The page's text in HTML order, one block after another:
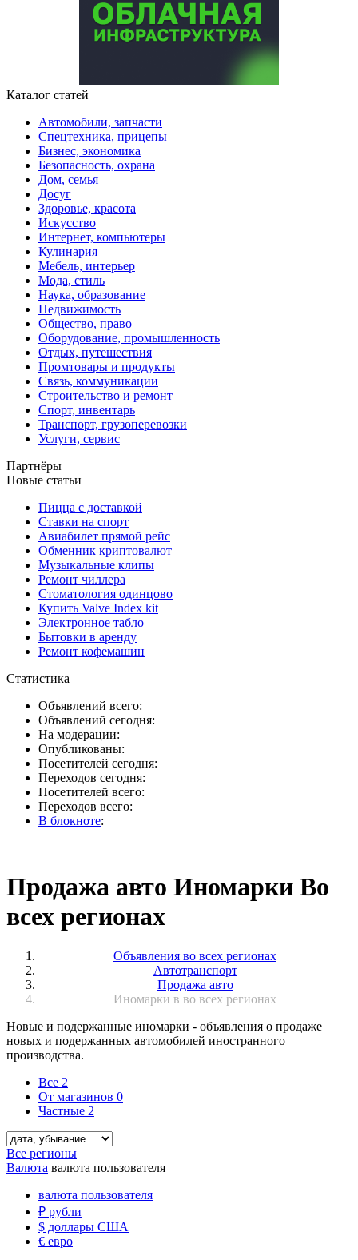
Каталог статей
Автомобили, запчасти
Спецтехника, прицепы
Бизнес, экономика
Безопасность, охрана
Дом, семья
Досуг
Здоровье, красота
Искусство
Интернет, компьютеры
Кулинария
Мебель, интерьер
Мода, стиль
Наука, образование
Недвижимость
Общество, право
Оборудование, промышленность
Отдых, путешествия
Промтовары и продукты
Связь, коммуникации
Строительство и ремонт
Спорт, инвентарь
Транспорт, грузоперевозки
Услуги, сервис
Партнёры
Новые статьи
Пицца с доставкой
Ставки на спорт
Авиабилет прямой рейс
Обменник криптовалют
Музыкальные клипы
Ремонт чиллера
Стоматология одинцово
Купить Valve Index kit
Электронное табло
Бытовки в аренду
Ремонт кофемашин
Статистика
Объявлений всего:
Объявлений сегодня:
На модерации:
Опубликованы:
Посетителей сегодня:
Переходов сегодня:
Посетителей всего:
Переходов всего:
В блокноте:
Продажа авто Иномарки Во
всех регионах
Объявления во всех регионах
Автотранспорт
Продажа авто
Иномарки в во всех регионах
Новые и подержанные иномарки - объявления о продаже
новых и подержанных автомобилей иностранного
производства.
Все 2
От магазинов 0
Частные 2
Все регионы
Валюта валюта пользователя
валюта пользователя
₽ рубли
$ доллары США
€ евро